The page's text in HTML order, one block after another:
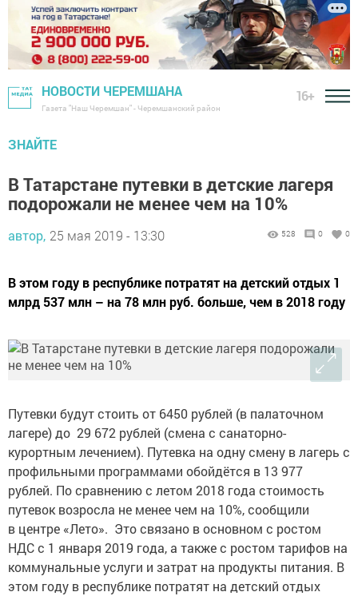
НОВОСТИ ЧЕРЕМШАНА
Газета "Наш Черемшан" - Черемшанский район
16+
ЗНАЙТЕ
В Татарстане путевки в детские лагеря
подорожали не менее чем на 10%
автор, 25 мая 2019 - 13:30 528 0 0
В этом году в республике потратят на детский отдых 1
млрд 537 млн – на 78 млн руб. больше, чем в 2018 году
Путевки будут стоить от 6450 рублей (в палаточном
лагере) до 29 672 рублей (смена с санаторно-
курортным лечением). Путевка на одну смену в лагерь с
профильными программами обойдётся в 13 977
рублей. По сравнению с летом 2018 года стоимость
путевок возросла не менее чем на 10%, сообщили
в центре «Лето». Это связано в основном с ростом
НДС с 1 января 2019 года, а также с ростом тарифов на
коммунальные услуги и затрат на продукты питания. В
этом году в республике потратят на детский отдых